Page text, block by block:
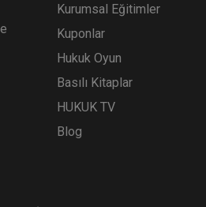
Kurumsal Eğitimler
Kuponlar
Hukuk Oyun
Basılı Kitaplar
HUKUK TV
Blog